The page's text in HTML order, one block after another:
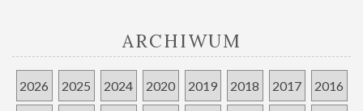
ARCHIWUM
2026 2025 2024 2020 2019 2018 2017 2016